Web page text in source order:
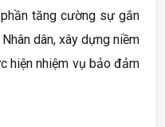
tăng cường sự gắn
dân, xây dựng niềm
hiện nhiệm vụ bảo đảm